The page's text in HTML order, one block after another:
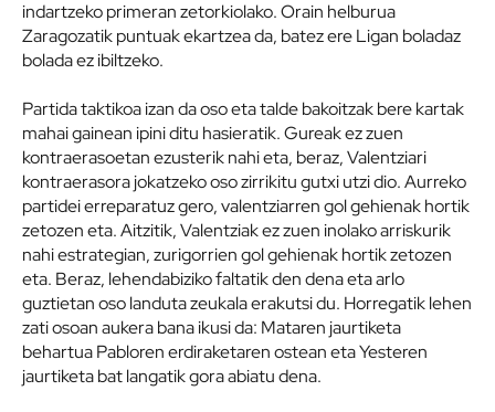
indartzeko primeran zetorkiolako. Orain helburua
Zaragozatik puntuak ekartzea da, batez ere Ligan boladaz
bolada ez ibiltzeko.
Partida taktikoa izan da oso eta talde bakoitzak bere kartak
mahai gainean ipini ditu hasieratik. Gureak ez zuen
kontraerasoetan ezusterik nahi eta, beraz, Valentziari
kontraerasora jokatzeko oso zirrikitu gutxi utzi dio. Aurreko
partidei erreparatuz gero, valentziarren gol gehienak hortik
zetozen eta. Aitzitik, Valentziak ez zuen inolako arriskurik
nahi estrategian, zurigorrien gol gehienak hortik zetozen
eta. Beraz, lehendabiziko faltatik den dena eta arlo
guztietan oso landuta zeukala erakutsi du. Horregatik lehen
zati osoan aukera bana ikusi da: Mataren jaurtiketa
behartua Pabloren erdiraketaren ostean eta Yesteren
jaurtiketa bat langatik gora abiatu dena.